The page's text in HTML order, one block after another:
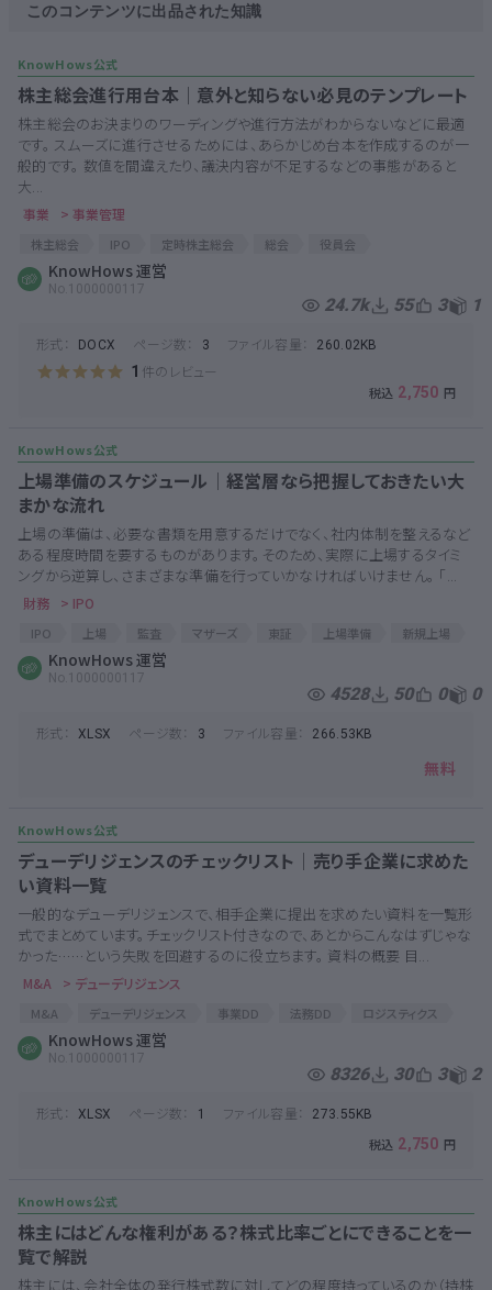
このコンテンツに出品された知識
株主総会進行用台本│意外と知らない必見のテンプレート
株主総会のお決まりのワーディングや進行方法がわからないなどに最適
です。 スムーズに進行させるためには、あらかじめ台本を作成するのが一
般的です。 数値を間違えたり、議決内容が不足するなどの事態があると
大...
事業 > 事業管理
株主総会 IPO 定時株主総会 総会
役員会
株主総会シナリオ
シナリオ
総会進行
KnowHows 運営
No.1000000117
24.7k 55 3 1
形式： DOCX ページ数： 3 ファイル容量： 260.02KB
1 件のレビュー
2,750
上場準備のスケジュール│経営層なら把握しておきたい大
まかな流れ
上場の準備は、必要な書類を用意するだけでなく、社内体制を整えるなど
ある程度時間を要するものがあります。そのため、実際に上場するタイミ
ングから逆算し、さまざまな準備を行っていかなければいけません。 「...
財務 > IPO
IPO 上場 監査 マザーズ 東証 上場準備
新規上場
社外取締役
KnowHows 運営
No.1000000117
4528 50 0 0
形式： XLSX ページ数： 3 ファイル容量： 266.53KB
無料
デューデリジェンスのチェックリスト│売り手企業に求めた
い資料一覧
一般的なデューデリジェンスで、相手企業に提出を求めたい資料を一覧形
式でまとめています。チェックリスト付きなので、あとからこんなはずじゃな
かった……という失敗を回避するのに役立ちます。 資料の概要 目...
M&A > デューデリジェンス
M&A デューデリジェンス 事業DD 法務DD
ロジスティクス
EC新規事業
通販
KnowHows 運営
No.1000000117
8326 30 3 2
形式： XLSX ページ数： 1 ファイル容量： 273.55KB
2,750
株主にはどんな権利がある？株式比率ごとにできることを一
覧で解説
株主には、会社全体の発行株式数に対してどの程度持っているのか（持株